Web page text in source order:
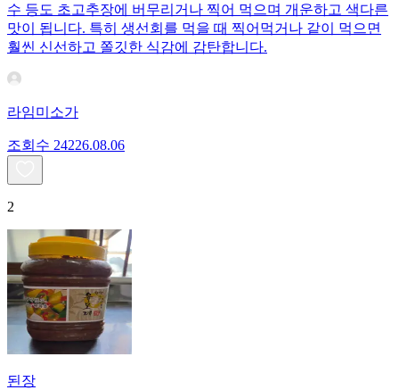
수 등도 초고추장에 버무리거나 찍어 먹으며 개운하고 색다른
맛이 됩니다. 특히 생선회를 먹을 때 찍어먹거나 같이 먹으면
훨씬 신선하고 쫄깃한 식감에 감탄합니다.
라임미소가
조회수 24226.08.06
2
된장